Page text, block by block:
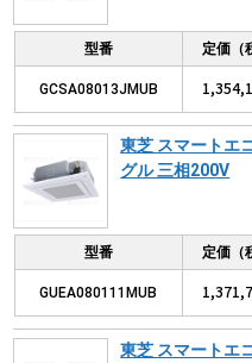
型番 定価（
GCSA08013JMUB
東芝 スマートエ
グル 三相200V
型番 定価（
GUEA080111MUB
東芝 スマートエ